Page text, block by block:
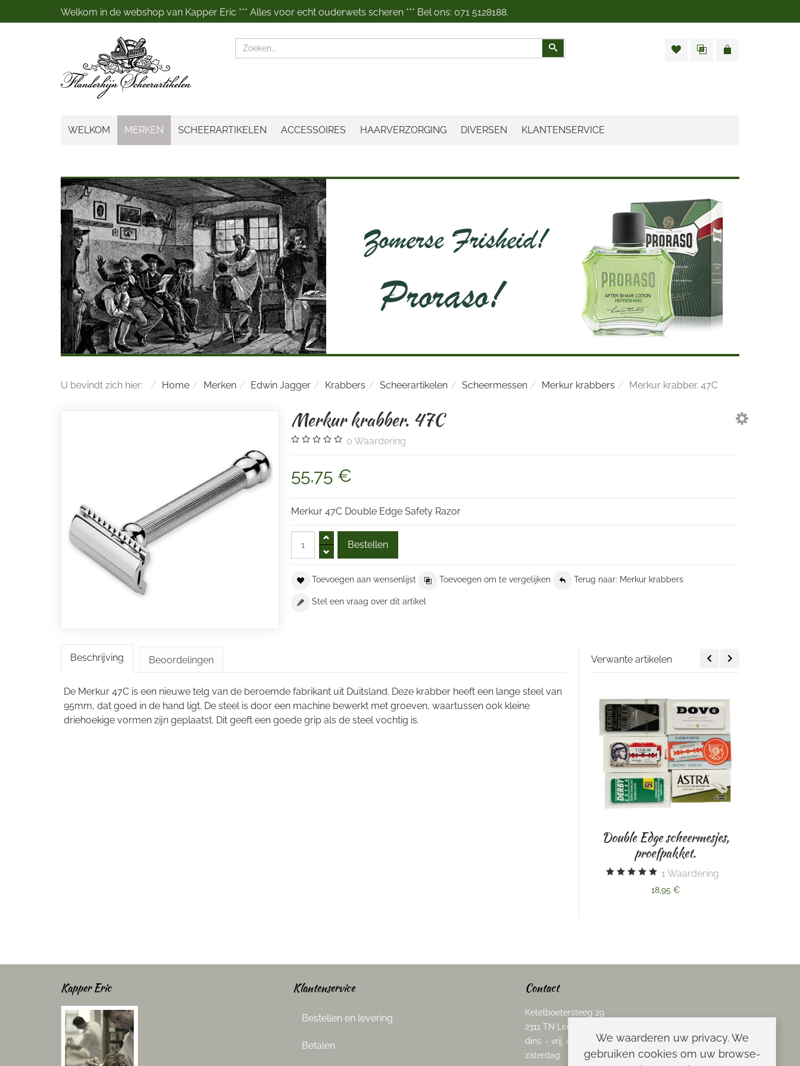
Welkom in de webshop van Kapper Eric *** Alles voor echt ouderwets scheren *** Bel ons: 071 5128188.
Zoeken
Zoeken
WELKOM MERKEN SCHEERARTIKELEN ACCESSOIRES HAARVERZORGING DIVERSEN KLANTENSERVICE
U bevindt zich hier: Home Merken Edwin Jagger Krabbers Scheerartikelen Scheermessen Merkur krabbers Merkur krabber. 47C
Merkur krabber. 47C
0 Waardering
55,75 €
Merkur 47C Double Edge Safety Razor
Toevoegen aan wensenlijst Toevoegen om te vergelijken Terug naar: Merkur krabbers
Stel een vraag over dit artikel
Beschrijving Beoordelingen
De Merkur 47C is een nieuwe telg van de beroemde fabrikant uit Duitsland. Deze krabber heeft een lange steel van
95mm, dat goed in de hand ligt. De steel is door een machine bewerkt met groeven, waartussen ook kleine
driehoekige vormen zijn geplaatst. Dit geeft een goede grip als de steel vochtig is.
Verwante artikelen
Double Edge scheermesjes,
Waardering
Omega varkensharen
scheerkwast., imitatie-das.
Kapper Eric Klantenservice
Bestellen en levering
Betalen
Contact
Ketelboetersteeg 29
2311 TN Leiden
dins. - vrij. 08.00 - 17.00 uur
zaterdag 08.00 - 13.00 uur
We waarderen uw privacy. We
gebruiken cookies om uw browse-